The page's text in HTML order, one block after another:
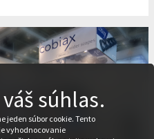
súhlas.
jeden súbor cookie. Tento
vyhodnocovanie